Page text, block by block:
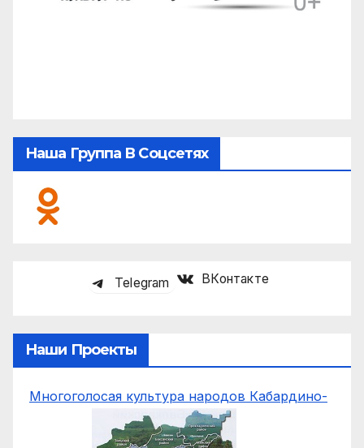
Наша Группа В Соцсетях
Telegram ВКонтакте
Наши Проекты
Многоголосая культура народов Кабардино-